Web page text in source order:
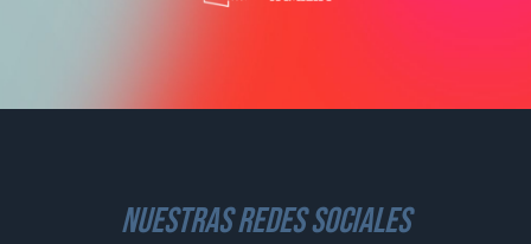
nuestras redes sociales